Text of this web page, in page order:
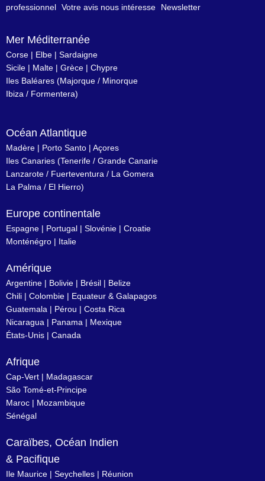
professionnel Votre avis nous intéresse Newsletter
Mer Méditerranée
Corse | Elbe | Sardaigne
Sicile | Malte | Grèce | Chypre
Iles Baléares (Majorque / Minorque
Ibiza / Formentera)
Océan Atlantique
Madère | Porto Santo | Açores
Iles Canaries (Tenerife / Grande Canarie
Lanzarote / Fuerteventura / La Gomera
La Palma / El Hierro)
Europe continentale
Espagne | Portugal | Slovénie | Croatie
Monténégro | Italie
Amérique
Argentine | Bolivie | Brésil | Belize
Chili | Colombie | Equateur & Galapagos
Guatemala | Pérou | Costa Rica
Nicaragua | Panama | Mexique
États-Unis | Canada
Afrique
Cap-Vert | Madagascar
São Tomé-et-Principe
Maroc | Mozambique
Sénégal
Caraïbes, Océan Indien
& Pacifique
Ile Maurice | Seychelles | Réunion